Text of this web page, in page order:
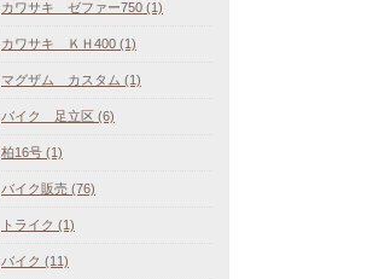
カワサキ ゼファー750 (1)
カワサキ ＫＨ400 (1)
マグザム カスタム (1)
バイク 足立区 (6)
柏16号 (1)
バイク販売 (76)
トライク (1)
バイク (11)